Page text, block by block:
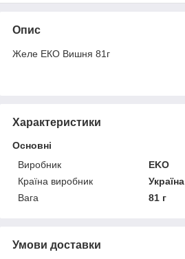
Опис
Желе ЕКО Вишня 81г
Характеристики
Основні
Виробник
EKO
Країна виробник
Україна
Вага
81 г
Умови доставки